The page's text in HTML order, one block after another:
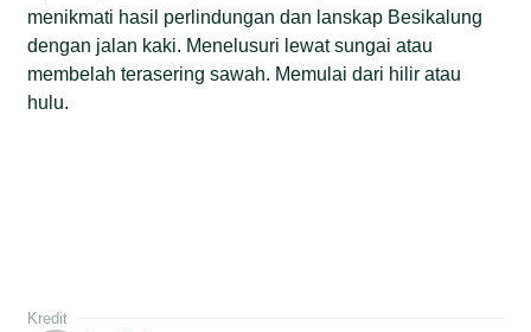
menikmati hasil perlindungan dan lanskap Besikalung
dengan jalan kaki. Menelusuri lewat sungai atau
membelah terasering sawah. Memulai dari hilir atau
hulu.
Kredit